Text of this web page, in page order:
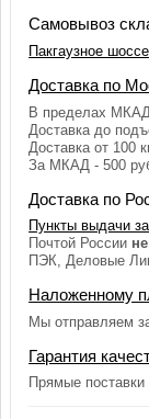
Самовывоз
Пакгаузное
Доставка по
В пределах
Доставка до
Доставка от 100
За МКАД - 500
Доставка по
Пункты выдачи
Почтой России
ПЭК, Деловые
Наложенному
Мы отправляем
Гарантия
Прямые